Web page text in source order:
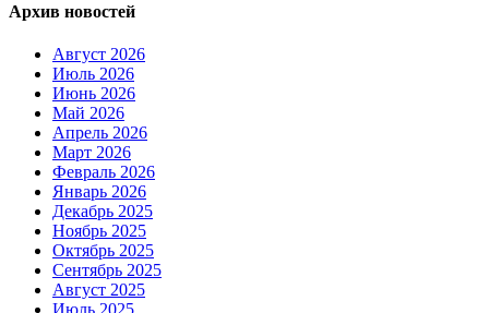
Архив новостей
Август 2026
Июль 2026
Июнь 2026
Май 2026
Апрель 2026
Март 2026
Февраль 2026
Январь 2026
Декабрь 2025
Ноябрь 2025
Октябрь 2025
Сентябрь 2025
Август 2025